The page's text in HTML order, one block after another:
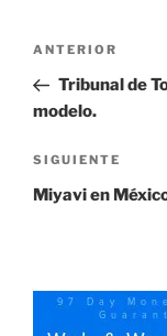
Navegación
entradas
Entrada
anterior:
ANTERIOR
Tribunal de
modelo.
Siguiente
entrada
SIGUIENTE
Miyavi en